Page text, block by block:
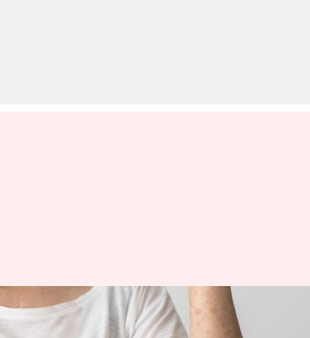
घमौरियों से राहत पाने के लिए
अपनाएं ये 5 घरेलू नुस्खे